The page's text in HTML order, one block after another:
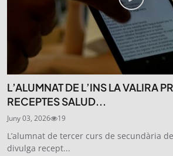
L’ALUMNAT DE L’INS LA VALIRA
RECEPTES SALUD...
Juny 03, 2026 19
L’alumnat de tercer curs de secundària
divulga recept...